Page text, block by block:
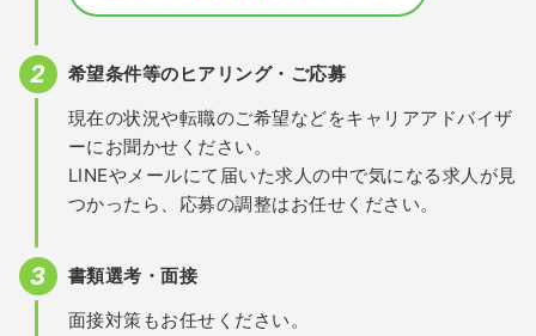
希望条件等のヒアリング・ご応募
現在の状況や転職のご希望などをキャリアアドバイザ
ーにお聞かせください。
LINEやメールにて届いた求人の中で気になる求人が見
つかったら、応募の調整はお任せください。
書類選考・面接
面接対策もお任せください。